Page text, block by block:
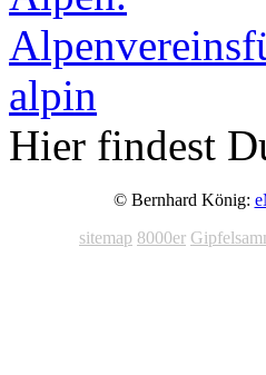
Hier findest
© Bernhard König:
sitemap 8000er